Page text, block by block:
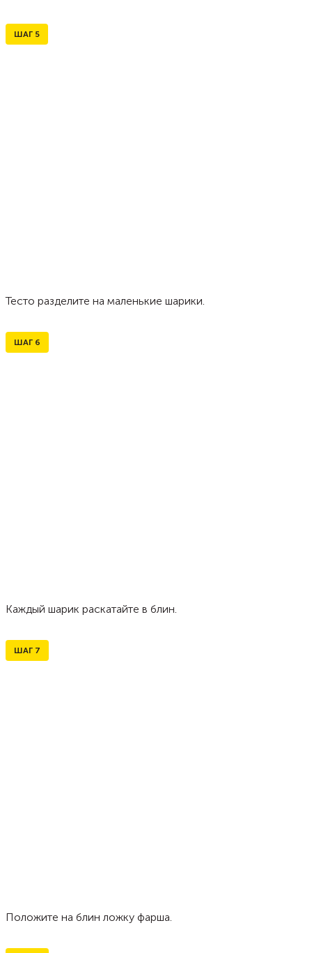
ШАГ 5
Тесто разделите на маленькие шарики.
ШАГ 6
Каждый шарик раскатайте в блин.
ШАГ 7
Положите на блин ложку фарша.